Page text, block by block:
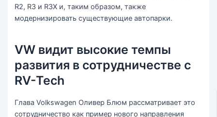
R2, R3 и R3X и, таким образом, также
модернизировать существующие автопарки.
VW видит высокие темпы
развития в сотрудничестве с
RV-Tech
Глава Volkswagen Оливер Блюм рассматривает это
сотрудничество как пример нового направления